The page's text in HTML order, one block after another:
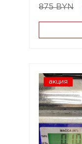
875 BYN
акция